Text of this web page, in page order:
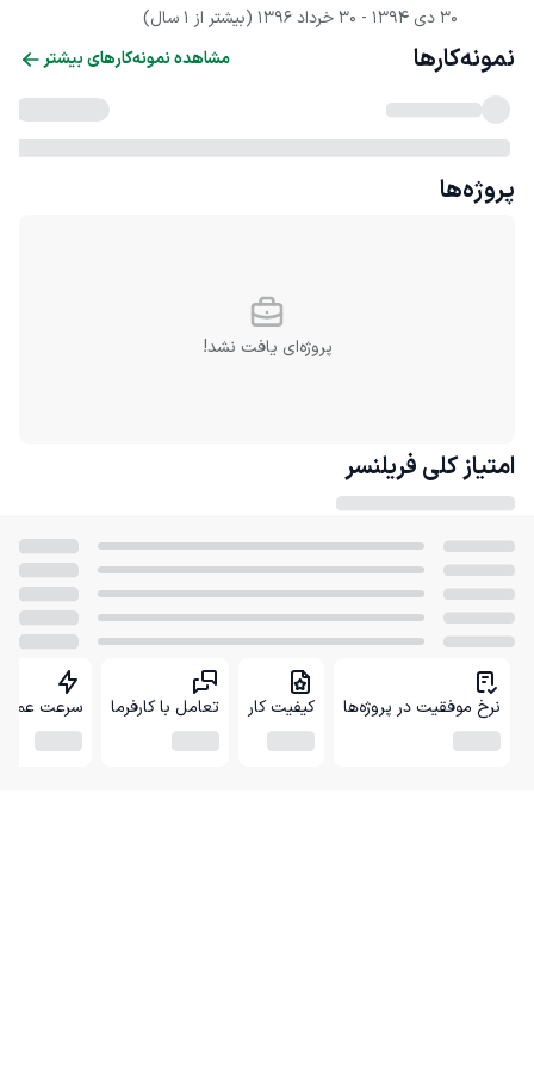
30 دی 1394
- 30 خرداد 1396 (بیشتر از 1 سال)
نمونه‌کارها مشاهده نمونه‌کارهای بیشتر
پروژه‌ها
پروژه‌ای یافت نشد!
امتیاز کلی فریلنسر
نرخ موفقیت در پروژه‌ها کیفیت کار تعامل با کارفرما سرعت عمل